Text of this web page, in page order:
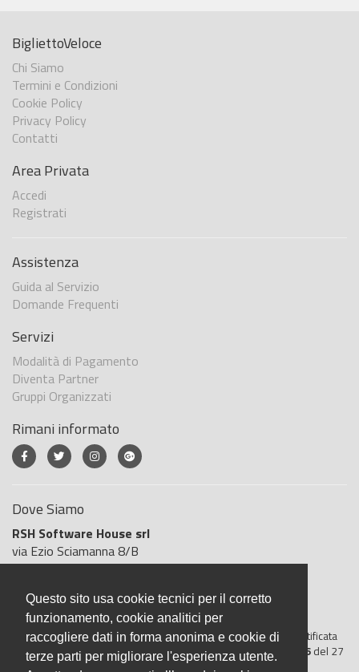
Questo sito usa cookie tecnici per il corretto
funzionamento, cookie analitici per
raccogliere dati in forma anonima e cookie di
terze parti per migliorare l'esperienza utente.
BigliettoVeloce
Chi Siamo
Termini e Condizioni
Cookie Policy
Privacy Policy
Contatti
Area Privata
Accedi
Registrati
Assistenza
Guida al Servizio
Domande Frequenti
Servizi
Modalità di Pagamento
Diventa Partner
Gruppi Organizzati
Rimani informato
Dove Siamo
RSH Software House srl
via Ezio Sciamanna 8/B
00168 Roma
Italia
BigliettoVeloce è basato sulla piattaforma"GeSiFi ver 1.5"
certificata
dall’Agenzia delle Entrate con protocollo numero2021/103896 del 27
aprile 2021